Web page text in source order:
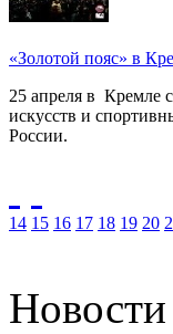
«Золотой пояс» в
25 апреля в Кремле
искусств и
России.
14 15 16 17 18 19 20